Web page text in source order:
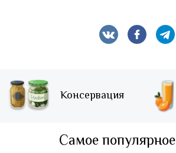
Консервация
Самое популярное